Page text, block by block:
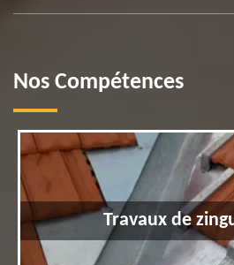
Nos Compétences
Travaux de